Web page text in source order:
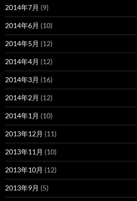
2014年7月 (9)
2014年6月 (10)
2014年5月 (12)
2014年4月 (12)
2014年3月 (16)
2014年2月 (12)
2014年1月 (10)
2013年12月 (11)
2013年11月 (10)
2013年10月 (12)
2013年9月 (5)